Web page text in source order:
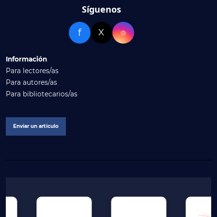
Síguenos
f X ⌾
Información
Para lectores/as
Para autores/as
Para bibliotecarios/as
Enviar un artículo